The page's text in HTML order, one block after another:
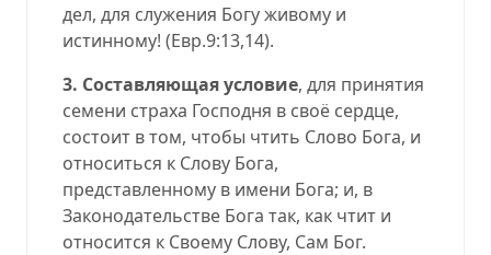
дел, для служения Богу живому и
истинному! (Евр.9:13,14).
3. Составляющая условие, для принятия
семени страха Господня в своё сердце,
состоит в том, чтобы чтить Слово Бога, и
относиться к Слову Бога,
представленному в имени Бога; и, в
Законодательстве Бога так, как чтит и
относится к Своему Слову, Сам Бог.